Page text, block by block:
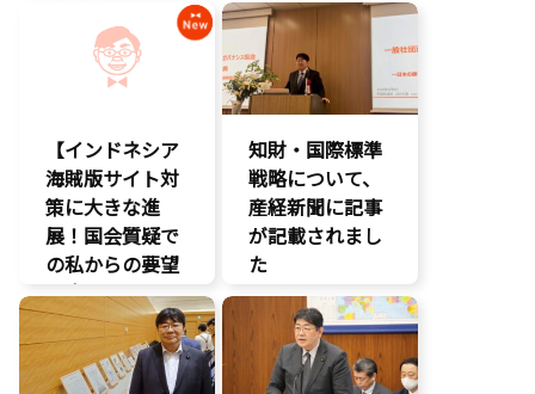
【インドネシア
海賊版サイト対
策に大きな進
展！国会質疑で
の私からの要望
に応え、三谷法
務副大臣がイン
ドネシア法務副
大臣に運営……
知財・国際標準
戦略について、
産経新聞に記事
が記載されまし
た
報道記事
知的財産
著作権